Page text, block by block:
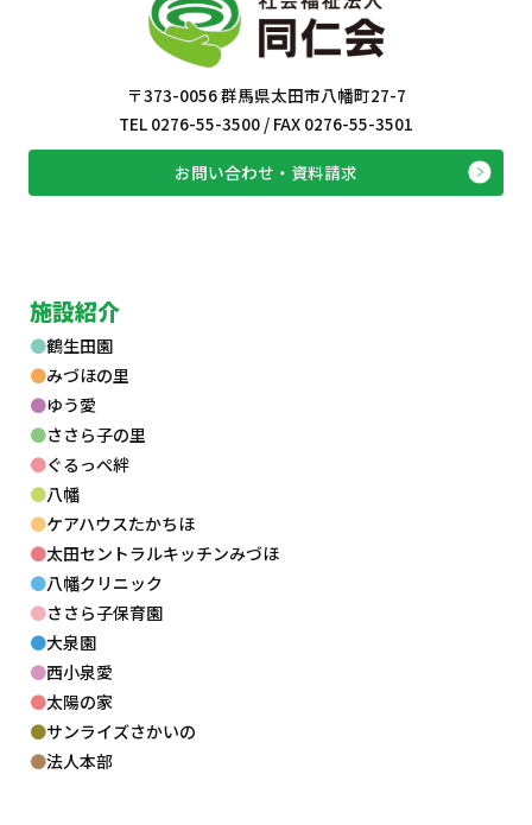
〒373-0056 群馬県太田市八幡町27-7
TEL 0276-55-3500 / FAX 0276-55-3501
お問い合わせ・資料請求
施設紹介
鶴生田園
みづほの里
ゆう愛
ささら子の里
ぐるっぺ絆
八幡
ケアハウスたかちほ
太田セントラルキッチンみづほ
八幡クリニック
ささら子保育園
大泉園
西小泉愛
太陽の家
サンライズさかいの
法人本部